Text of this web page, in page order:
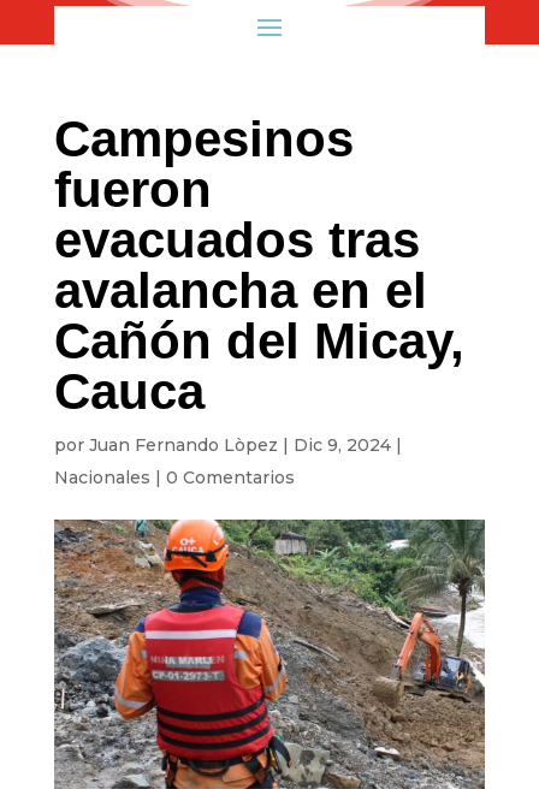
Campesinos
fueron
evacuados tras
avalancha en el
Cañón del Micay,
Cauca
por Juan Fernando Lòpez | Dic 9, 2024|
Nacionales | 0 Comentarios